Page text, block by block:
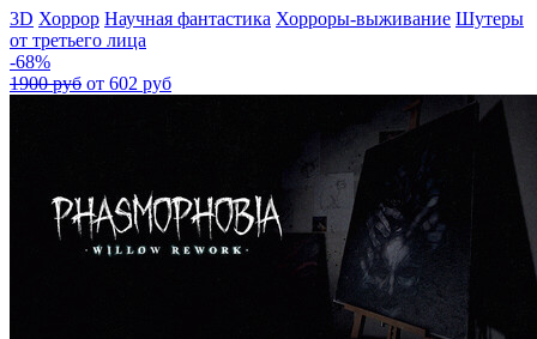
3D Хоррор Научная фантастика Хорроры-выживание Шутеры
от третьего лица
-68%
1900 руб от 602 руб